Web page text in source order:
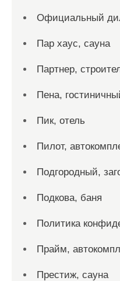
Официальный
Пар хаус, сауна
Партнер,
Пена,
Пик, отель
Пилот,
Подгородный,
Подкова, баня
Политика
Прайм,
Престиж, сауна